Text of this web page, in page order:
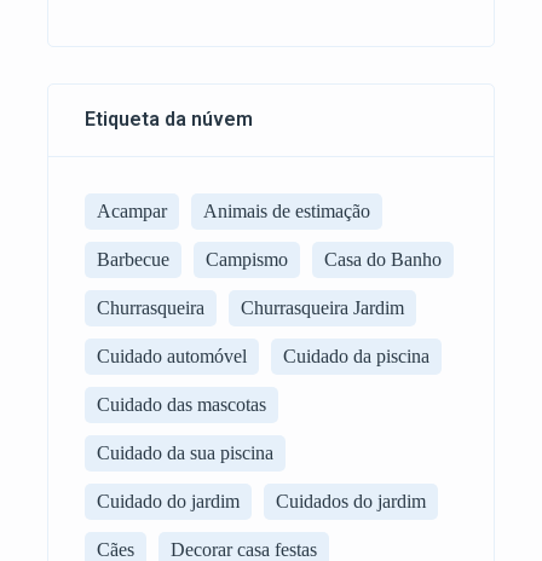
Etiqueta da núvem
Acampar Animais de estimação
Barbecue Campismo Casa do Banho
Churrasqueira Churrasqueira Jardim
Cuidado automóvel Cuidado da piscina
Cuidado das mascotas
Cuidado da sua piscina
Cuidado do jardim Cuidados do jardim
Cães Decorar casa festas